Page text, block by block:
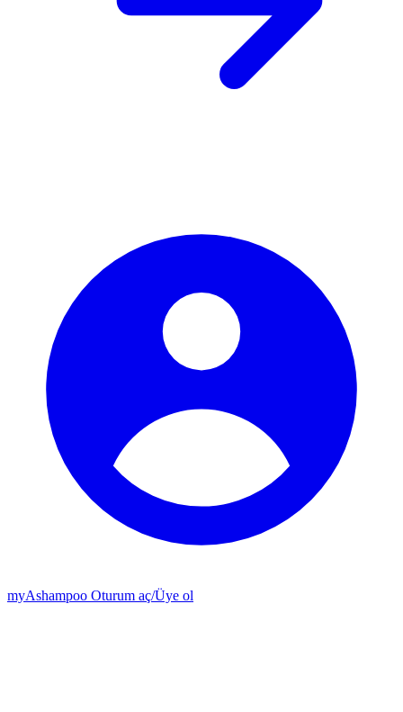
myAshampoo Oturum aç/Üye ol